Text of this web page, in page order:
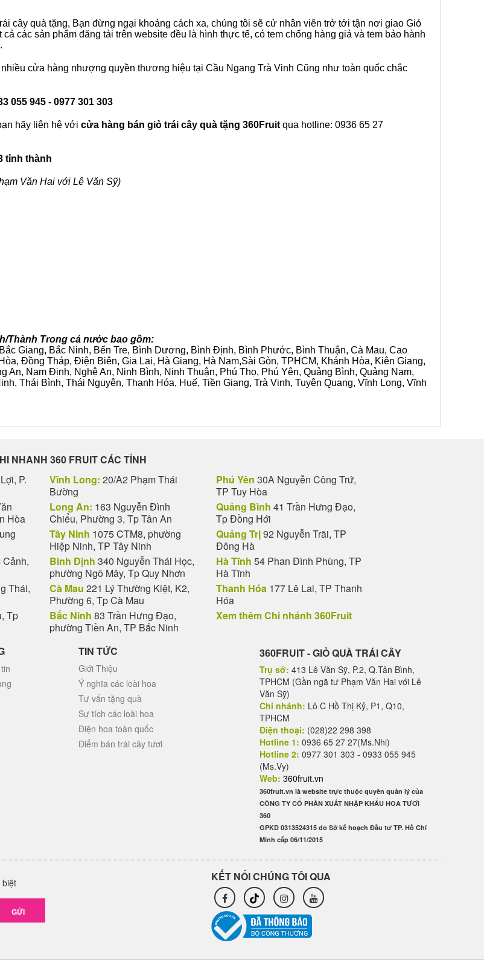
cây quà tặng, Bạn đừng ngại khoảng cách xa, chúng tôi sẽ cử nhân viên trở tới tận nơi giao Giỏ
các sản phẩm đăng tải trên website đều là hình thực tế, có tem chống hàng giả và tem bảo hành
.
cửa hàng nhượng quyền thương hiệu tại Cầu Ngang Trà Vinh Cũng như toàn quốc chắc
055 945 - 0977 301 303
hãy liên hệ với cửa hàng bán giỏ trái cây quà tặng 360Fruit qua hotline: 0936 65 27
tỉnh thành
Văn Hai với Lê Văn Sỹ)
Thành Trong cả nước bao gồm:
Giang, Bắc Ninh, Bến Tre, Bình Dương, Bình Định, Bình Phước, Bình Thuận, Cà Mau, Cao
Đồng Tháp, Điện Biên, Gia Lai, Hà Giang, Hà Nam,Sài Gòn, TPHCM, Khánh Hòa, Kiên Giang,
An, Nam Định, Nghệ An, Ninh Bình, Ninh Thuận, Phú Thọ, Phú Yên, Quảng Bình, Quảng Nam,
Thái Bình, Thái Nguyên, Thanh Hóa, Huế, Tiền Giang, Trà Vinh, Tuyên Quang, Vĩnh Long, Vĩnh
NHANH 360 FRUIT CÁC TỈNH
P.
Hòa
Thái,
Tp
Vĩnh Long: 20/A2 Phạm Thái
Bường
Long An: 163 Nguyễn Đình
Chiểu, Phường 3, Tp Tân An
Tây Ninh 1075 CTM8, phường
Hiệp Ninh, TP Tây Ninh
Bình Định 340 Nguyễn Thái Học,
phường Ngô Mây, Tp Quy Nhơn
Cà Mau 221 Lý Thường Kiệt, K2,
Phường 6, Tp Cà Mau
Bắc Ninh 83 Trần Hưng Đạo,
phường Tiền An, TP Bắc Ninh
Phú Yên 30A Nguyễn Công Trứ,
TP Tuy Hòa
Quảng Bình 41 Trần Hưng Đạo,
Tp Đồng Hới
Quảng Trị92 Nguyễn Trãi, TP
Đông Hà
Hà Tĩnh 54 Phan Đình Phùng, TP
Hà Tĩnh
Thanh Hóa 177 Lê Lai, TP Thanh
Hóa
Xem thêm Chi nhánh 360Fruit
TIN TỨC
Giới Thiệu
Ý nghĩa các loài hoa
Tư vấn tặng quà
Sự tích các loài hoa
Điện hoa toàn quốc
Điểm bán trái cây tươi
360FRUIT - GIỎ QUÀ TRÁI CÂY
Trụ sở: 413 Lê Văn Sỹ, P.2, Q.Tân Bình,
TPHCM (Gần ngã tư Phạm Văn Hai với Lê
Văn Sỹ)
Chi nhánh: Lô C Hồ Thị Kỷ, P1, Q10,
TPHCM
Điện thoại: (028)22 298 398
Hotline 1: 0936 65 27 27(Ms.Nhi)
Hotline 2: 0977 301 303 - 0933 055 945
(Ms.Vy)
Web: 360fruit.vn
360fruit.vn là website trực thuộc quyền quản lý của
CÔNG TY CỔ PHẦN XUẤT NHẬP KHẨU HOA TƯƠI
360
GPKD 0313524315 do Sở kế hoạch Đầu tư TP. Hồ Chí
Minh cấp 06/11/2015
biệt
GỬI
KẾT NỐI CHÚNG TÔI QUA